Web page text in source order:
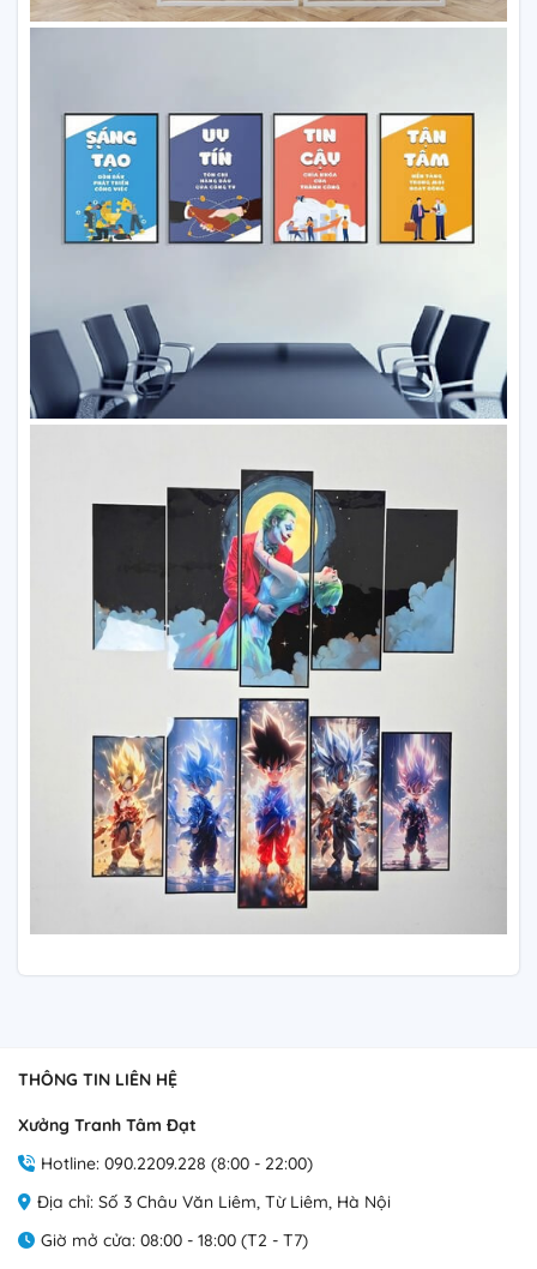
THÔNG TIN LIÊN HỆ
Xưởng Tranh Tâm Đạt
Hotline: 090.2209.228 (8:00 - 22:00)
Địa chỉ: Số 3 Châu Văn Liêm, Từ Liêm, Hà Nội
Giờ mở cửa: 08:00 - 18:00 (T2 - T7)